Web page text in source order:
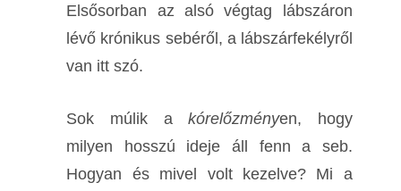
Elsősorban az alsó végtag lábszáron
lévő krónikus sebéről, a lábszárfekélyről
van itt szó.
Sok múlik akórelőzményen, hogy
milyen hosszú ideje áll fenn a seb.
Hogyan és mivel volt kezelve? Mi a